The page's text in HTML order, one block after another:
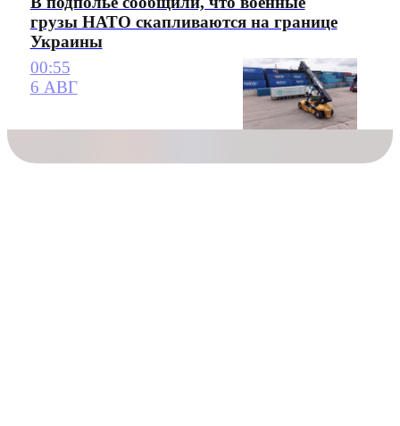
грузы НАТО скапливаются на границе
Украины
00:55
6 АВГ